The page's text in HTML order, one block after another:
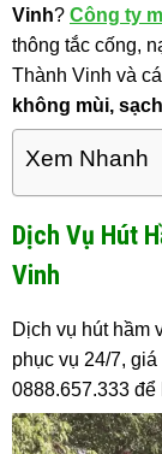
Vinh? Công ty
thông tắc cống,
Thành Vinh và
không mùi,
Xem Nhanh
Dịch Vụ Hút
Vinh
Dịch vụ hút hầm
phục vụ 24/7,
0888.657.333 để